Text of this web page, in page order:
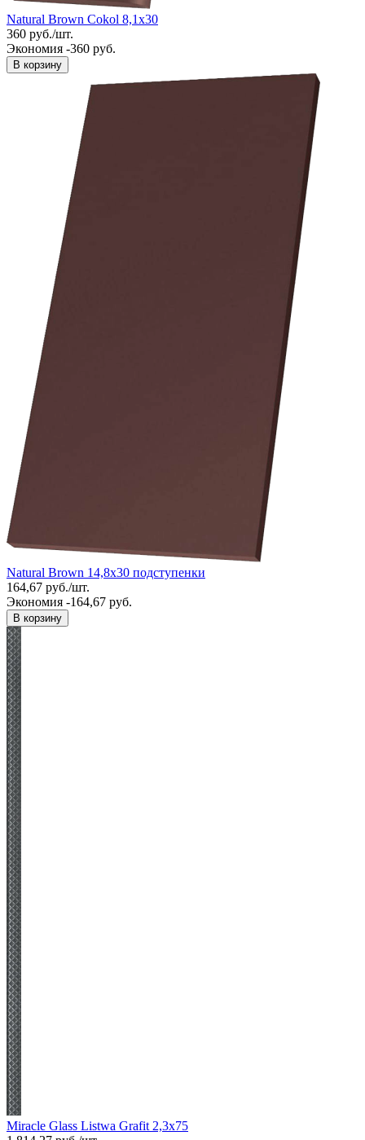
Natural Brown Cokol 8,1x30
360 руб./шт.
Экономия -360 руб.
В корзину
Natural Brown 14,8x30 подступенки
164,67 руб./шт.
Экономия -164,67 руб.
В корзину
Miracle Glass Listwa Grafit 2,3x75